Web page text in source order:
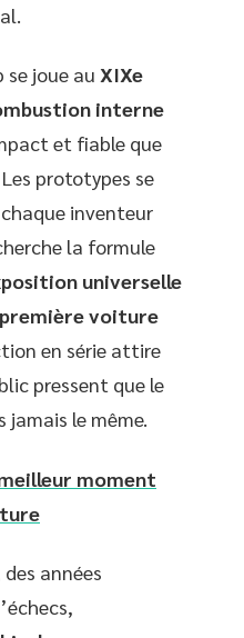
se joue au XIXe
interne
et fiable que
prototypes se
inventeur
la formule
universelle
première voiture
en série attire
pressent que le
jamais le même.
moment
années